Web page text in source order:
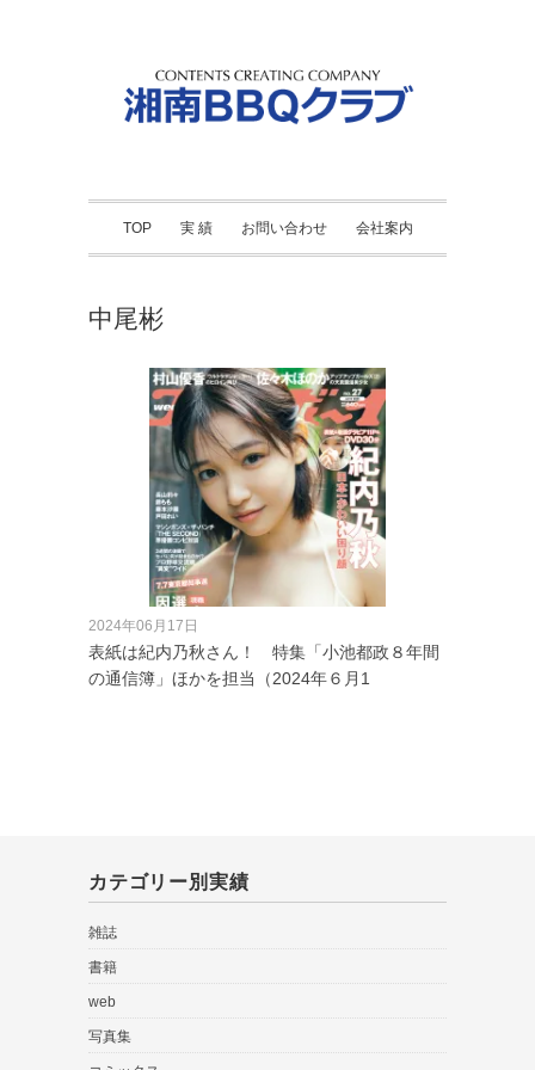
TOP 実 績 お問い合わせ 会社案内
中尾彬
2024年06月17日
表紙は紀内乃秋さん！ 特集「小池都政８年間
の通信簿」ほかを担当（2024年６月1
カテゴリー別実績
雑誌
書籍
web
写真集